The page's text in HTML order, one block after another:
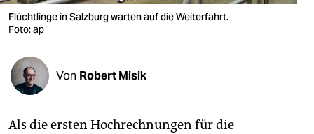
veranstaltungen
fragen & hilfe
unterstützen
abo
Flüchtlinge in Salzburg warten auf die Weiterfahrt.
Foto: ap
Von Robert Misik
Als die ersten Hochrechnungen für die